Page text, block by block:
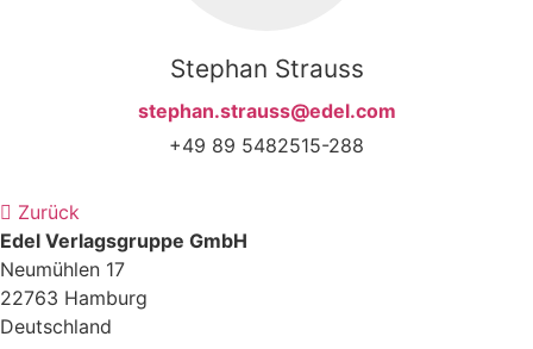
Stephan Strauss
stephan.strauss@edel.com
+49 89 5482515-288
Zurück
Edel Verlagsgruppe GmbH
Neumühlen 17
22763 Hamburg
Deutschland